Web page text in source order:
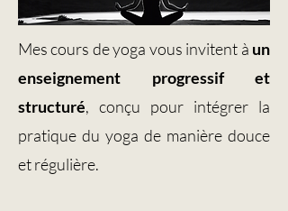
Mes cours de yoga vous invitent à un
enseignement progressif et
structuré, conçu pour intégrer la
pratique du yoga de manière douce
et régulière.